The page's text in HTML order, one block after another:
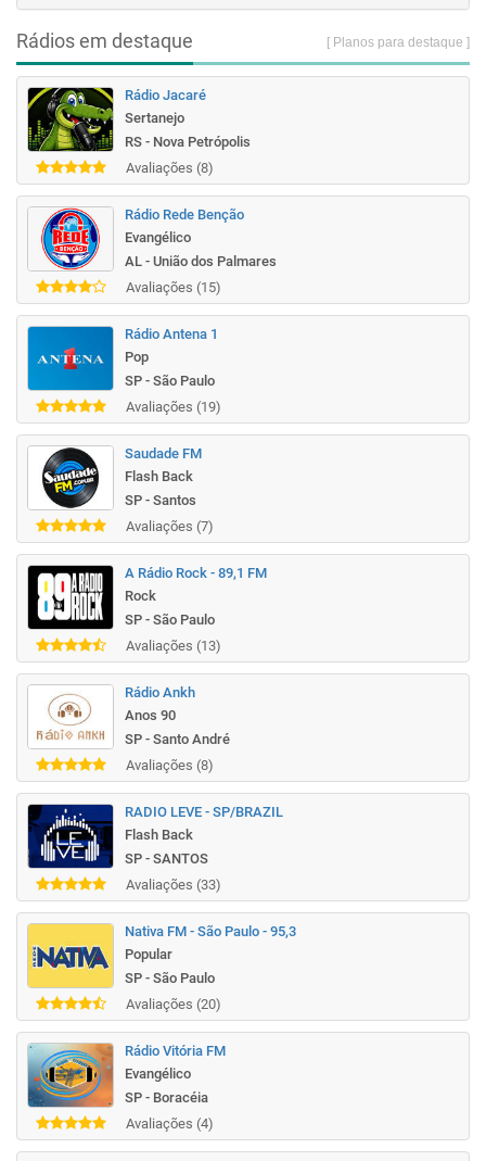
Rádios em destaque [ Planos para destaque ]
Rádio Jacaré
Sertanejo
RS - Nova Petrópolis
Avaliações (8)
Rádio Rede Benção
Evangélico
AL - União dos Palmares
Avaliações (15)
Rádio Antena 1
Pop
SP - São Paulo
Avaliações (19)
Saudade FM
Flash Back
SP - Santos
Avaliações (7)
A Rádio Rock - 89,1 FM
Rock
SP - São Paulo
Avaliações (13)
Rádio Ankh
Anos 90
SP - Santo André
Avaliações (8)
RADIO LEVE - SP/BRAZIL
Flash Back
SP - SANTOS
Avaliações (33)
Nativa FM - São Paulo - 95,3
Popular
SP - São Paulo
Avaliações (20)
Rádio Vitória FM
Evangélico
SP - Boracéia
Avaliações (4)